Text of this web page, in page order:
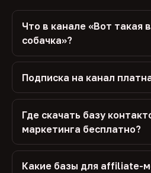
Что в канале «Вот такая
собачка»?
Подписка на канал
Где скачать базу
маркетинга бесплатно?
Какие базы для affiliate-